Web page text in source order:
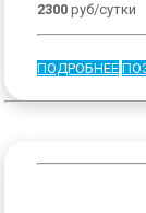
2300 руб/сутки
ПОДРОБНЕЕ